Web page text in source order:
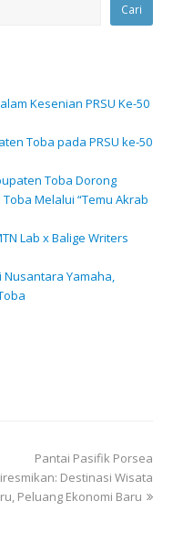
Cari
Kesenian PRSU Ke-50
Toba pada PRSU ke-50
Toba Dorong
Melalui “Temu Akrab
Lab x Balige Writers
Yamaha,
Pantai Pasifik Porsea
Destinasi Wisata
Peluang Ekonomi Baru